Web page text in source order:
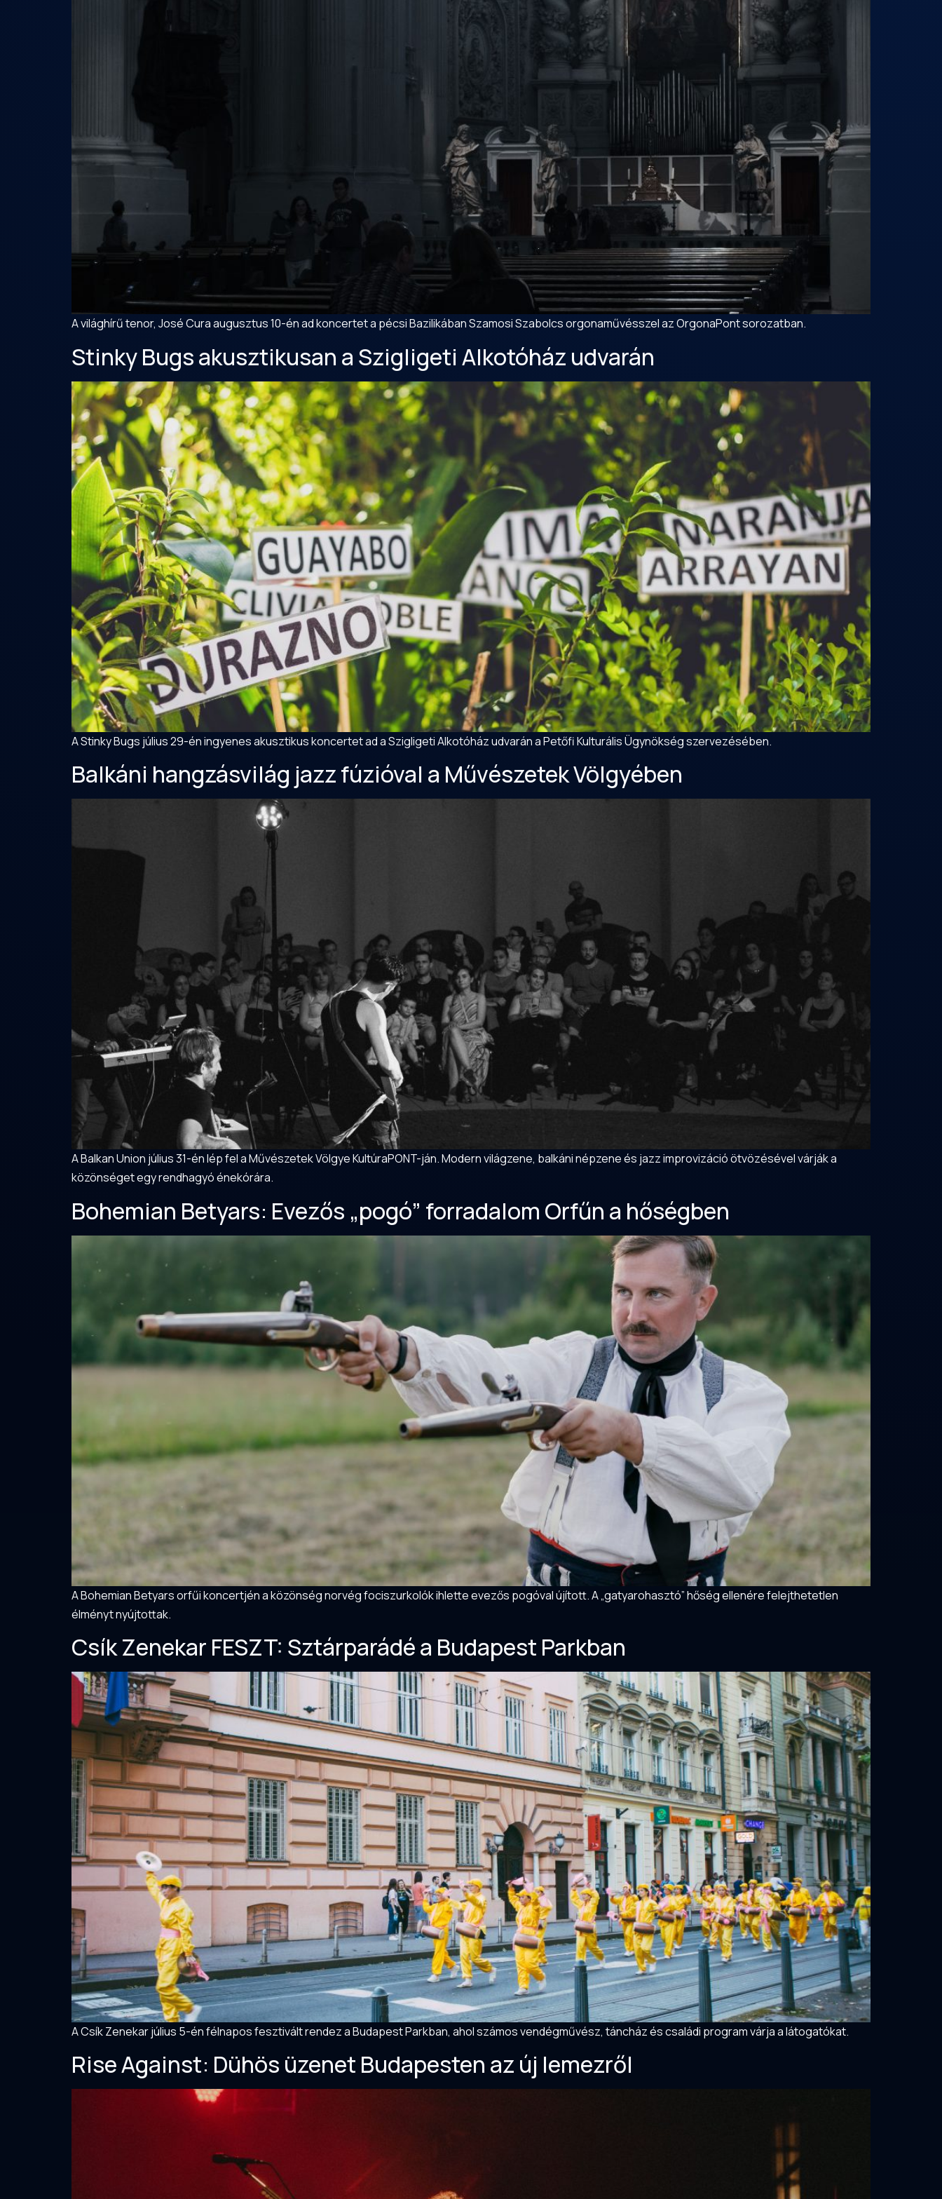
A világhírű tenor, José Cura augusztus 10-én ad koncertet a pécsi Bazilikában Szamosi Szabolcs orgonaművésszel az OrgonaPont sorozatban.
Stinky Bugs akusztikusan a Szigligeti Alkotóház udvarán
A Stinky Bugs július 29-én ingyenes akusztikus koncertet ad a Szigligeti Alkotóház udvarán a Petőfi Kulturális Ügynökség szervezésében.
Balkáni hangzásvilág jazz fúzióval a Művészetek Völgyében
A Balkan Union július 31-én lép fel a Művészetek Völgye KultúraPONT-ján. Modern világzene, balkáni népzene és jazz improvizáció ötvözésével várják a
közönséget egy rendhagyó énekórára.
Bohemian Betyars: Evezős „pogó” forradalom Orfűn a hőségben
A Bohemian Betyars orfűi koncertjén a közönség norvég fociszurkolók ihlette evezős pogóval újított. A „gatyarohasztó” hőség ellenére felejthetetlen
élményt nyújtottak.
Csík Zenekar FESZT: Sztárparádé a Budapest Parkban
A Csík Zenekar július 5-én félnapos fesztivált rendez a Budapest Parkban, ahol számos vendégművész, táncház és családi program várja a látogatókat.
Rise Against: Dühös üzenet Budapesten az új lemezről